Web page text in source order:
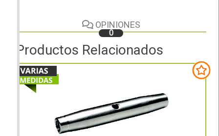
OPINIONES
0
Productos Relacionados